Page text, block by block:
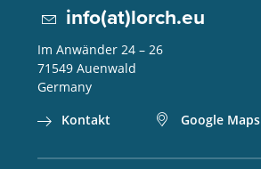
info(at)lorch.eu
Im Anwänder 24 – 26
71549 Auenwald
Germany
Kontakt
Google Maps